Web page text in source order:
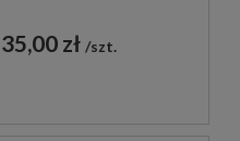
35,00 zł szt.